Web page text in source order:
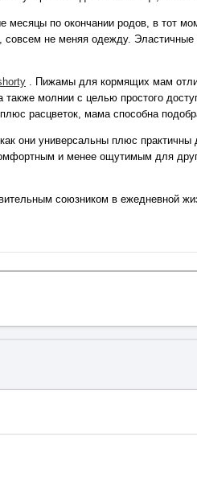
по окончании родов, в тот
не меняя одежду.
. Пижамы для кормящих мам
молнии с целью простого
расцветок, мама способна
они универсальны плюс
и менее ощутимым для
союзником в ежедневной